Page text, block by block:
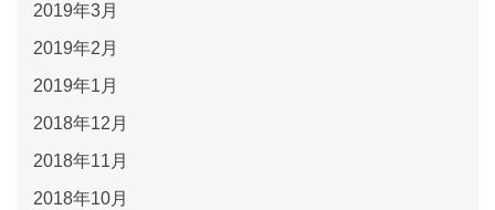
2019年3月
2019年2月
2019年1月
2018年12月
2018年11月
2018年10月